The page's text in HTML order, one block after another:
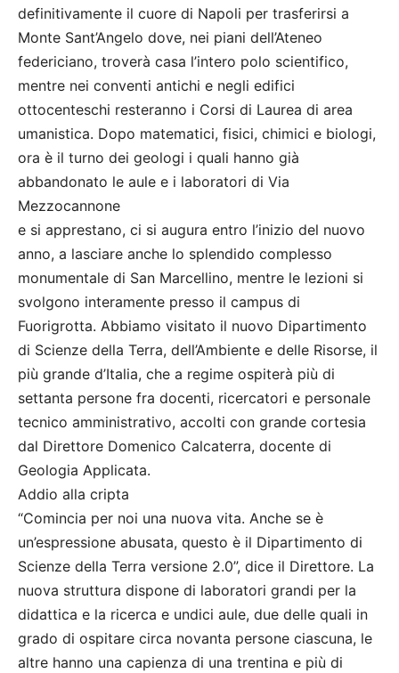
definitivamente il cuore di Napoli per trasferirsi a
Monte Sant’Angelo dove, nei piani dell’Ateneo
federiciano, troverà casa l’intero polo scientifico,
mentre nei conventi antichi e negli edifici
ottocenteschi resteranno i Corsi di Laurea di area
umanistica. Dopo matematici, fisici, chimici e biologi,
ora è il turno dei geologi i quali hanno già
abbandonato le aule e i laboratori di Via
Mezzocannone
e si apprestano, ci si augura entro l’inizio del nuovo
anno, a lasciare anche lo splendido complesso
monumentale di San Marcellino, mentre le lezioni si
svolgono interamente presso il campus di
Fuorigrotta. Abbiamo visitato il nuovo Dipartimento
di Scienze della Terra, dell’Ambiente e delle Risorse, il
più grande d’Italia, che a regime ospiterà più di
settanta persone fra docenti, ricercatori e personale
tecnico amministrativo, accolti con grande cortesia
dal Direttore Domenico Calcaterra, docente di
Geologia Applicata.
Addio alla cripta
“Comincia per noi una nuova vita. Anche se è
un’espressione abusata, questo è il Dipartimento di
Scienze della Terra versione 2.0”, dice il Direttore. La
nuova struttura dispone di laboratori grandi per la
didattica e la ricerca e undici aule, due delle quali in
grado di ospitare circa novanta persone ciascuna, le
altre hanno una capienza di una trentina e più di